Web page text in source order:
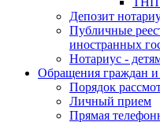
Депозит
Публичные
иностранных
Нотариус -
Обращения граждан
Порядок
Личный прием
Прямая